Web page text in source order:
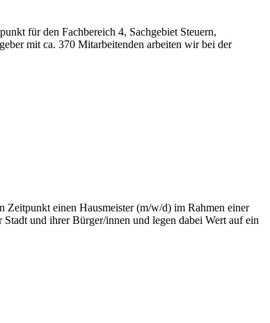
für den Fachbereich 4, Sachgebiet Steuern,
mit ca. 370 Mitarbeitenden arbeiten wir bei der
Zeitpunkt einen Hausmeister (m/w/d) im Rahmen einer
und ihrer Bürger/innen und legen dabei Wert auf ein